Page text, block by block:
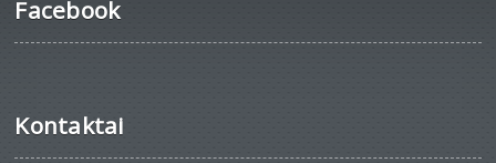
Facebook
Kontaktai